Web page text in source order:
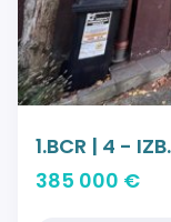
1.BCR | 4 -
385 000 €